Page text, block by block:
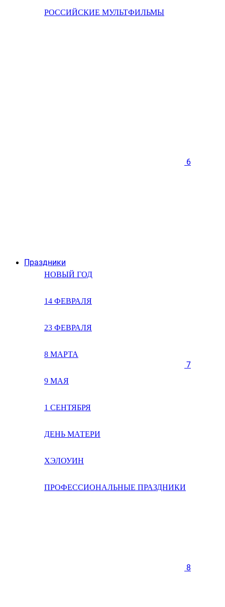
РОССИЙСКИЕ МУЛЬТФИЛЬМЫ
Праздники
НОВЫЙ ГОД
14 ФЕВРАЛЯ
23 ФЕВРАЛЯ
8 МАРТА
9 МАЯ
1 СЕНТЯБРЯ
ДЕНЬ МАТЕРИ
ХЭЛОУИН
ПРОФЕССИОНАЛЬНЫЕ ПРАЗДНИКИ
6
7
8